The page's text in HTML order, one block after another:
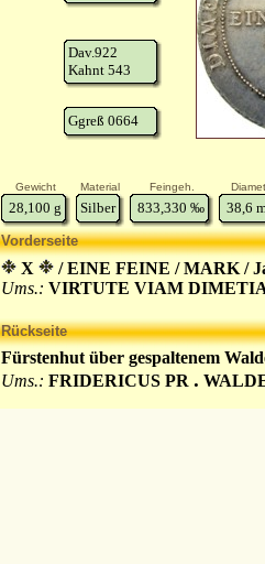
Dav.922
Kahnt 543
Ggreß 0664
Gewicht Material Feingeh.
28,100 g Silber 833,330 ‰ 38,6
Vorderseite
X
/ EINE FEINE / MARK /
Ums.: VIRTUTE VIAM
Rückseite
Fürstenhut über gespaltenem
Ums.: FRIDERICUS PR .